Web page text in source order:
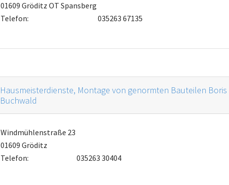
01609 Gröditz OT Spansberg
Telefon:
035263 67135
Hausmeisterdienste, Montage von genormten Bauteilen Boris
Buchwald
Windmühlenstraße 23
01609 Gröditz
Telefon:
035263 30404